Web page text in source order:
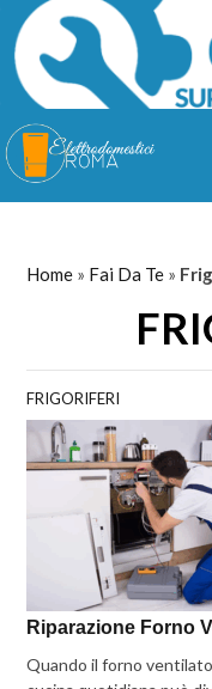
Home » Fai Da Te »
FRIGORIFERI
Riparazione Forno
Quando il forno